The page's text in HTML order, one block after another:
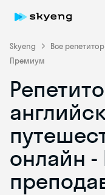
Skyeng Все
Премиум
онлайн
Skyeng Chat